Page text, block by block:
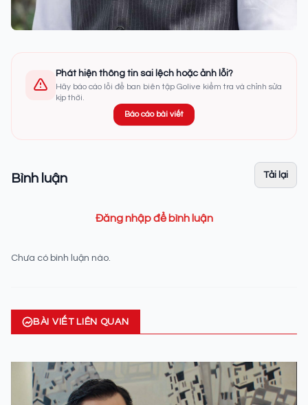
Phát hiện thông tin sai lệch hoặc ảnh lỗi?
Hãy báo cáo lỗi để ban biên tập Golive kiểm tra và chỉnh sửa
kịp thời.
Báo cáo bài viết
Bình luận Tải lại
Đăng nhập để bình luận
Chưa có bình luận nào.
BÀI VIẾT LIÊN QUAN